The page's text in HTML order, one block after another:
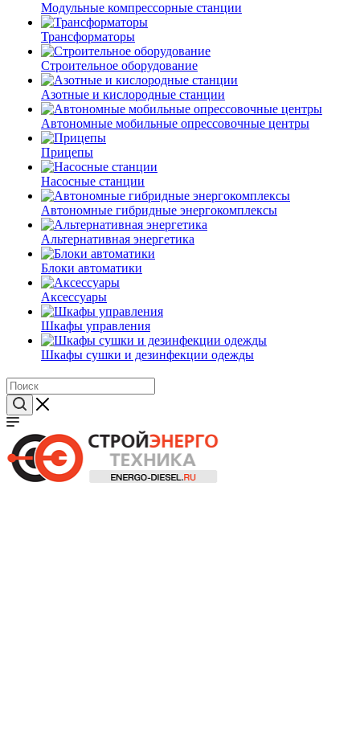
Модульные компрессорные станции
Трансформаторы
Строительное оборудование
Азотные и кислородные станции
Автономные мобильные опрессовочные центры
Прицепы
Насосные станции
Автономные гибридные энергокомплексы
Альтернативная энергетика
Блоки автоматики
Аксессуары
Шкафы управления
Шкафы сушки и дезинфекции одежды